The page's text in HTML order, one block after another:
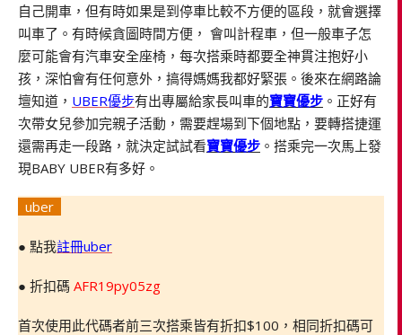
自己開車，但有時如果是到停車比較不方便的區段，就會選擇
叫車了。有時候貪圖時間方便， 會叫計程車，但一般車子怎
麼可能會有汽車安全座椅，每次搭乘時都要全神貫注抱好小
孩，深怕會有任何意外，搞得媽媽我都好緊張。後來在網路論
壇知道， UBER優步有出專屬給家長叫車的寶寶優步 。正好有
次帶女兒參加完親子活動，需要趕場到下個地點，要轉搭捷運
還需再走一段路，就決定試試看寶寶優步 。搭乘完一次馬上發
現BABY UBER有多好。
uber
● 點我註冊uber
● 折扣碼 AFR19py05zg
首次使用此代碼者前三次搭乘皆有折扣$100，相同折扣碼可